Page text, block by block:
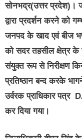
सोनभद्र(उत्तर प्रदेश)।
द्वारा प्रदर्शन करने को
जनपद के खाद एवं बीज
को सदर तहसील क्षेत्र के
संयुक्त रूप से निरीक्षण
प्रतिष्ठान बन्द करके
उर्वरक प्राधिकार पत्र
कर दिया गया।